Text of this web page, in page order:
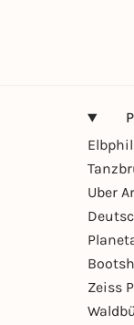
Uber
Zeiss